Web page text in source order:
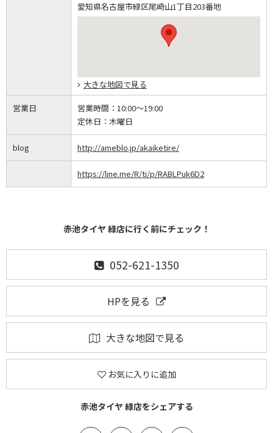
愛知県名古屋市緑区尾崎山1丁目203番地
大きな地図で見る
営業日 営業時間： 10:00～19:00
定休日： 木曜日
blog http://ameblo.jp/akaiketire/
https://line.me/R/ti/p/RABLPuk6D2
赤池タイヤ 緑店に行く前にチェック！
052-621-1350
HPを見る
大きな地図で見る
お気に入りに追加
赤池タイヤ 緑店をシェアする